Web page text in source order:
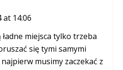
at 14:06
miejsca tylko trzeba
się tymi samymi
musimy zaczekać z